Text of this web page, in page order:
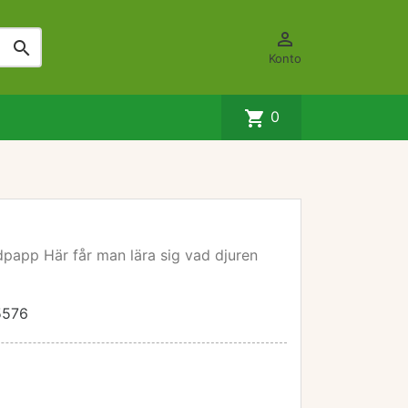
 
Konto
shopping_cart 0
Här får man lära sig vad djuren